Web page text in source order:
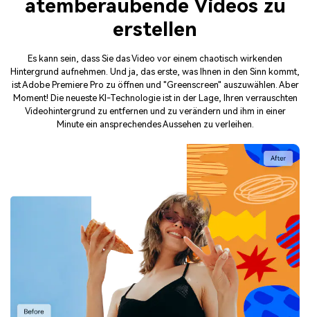
atemberaubende Videos zu
erstellen
Es kann sein, dass Sie das Video vor einem chaotisch wirkenden
Hintergrund aufnehmen. Und ja, das erste, was Ihnen in den Sinn kommt,
ist Adobe Premiere Pro zu öffnen und "Greenscreen" auszuwählen. Aber
Moment! Die neueste KI-Technologie ist in der Lage, Ihren verrauschten
Videohintergrund zu entfernen und zu verändern und ihm in einer
Minute ein ansprechendes Aussehen zu verleihen.